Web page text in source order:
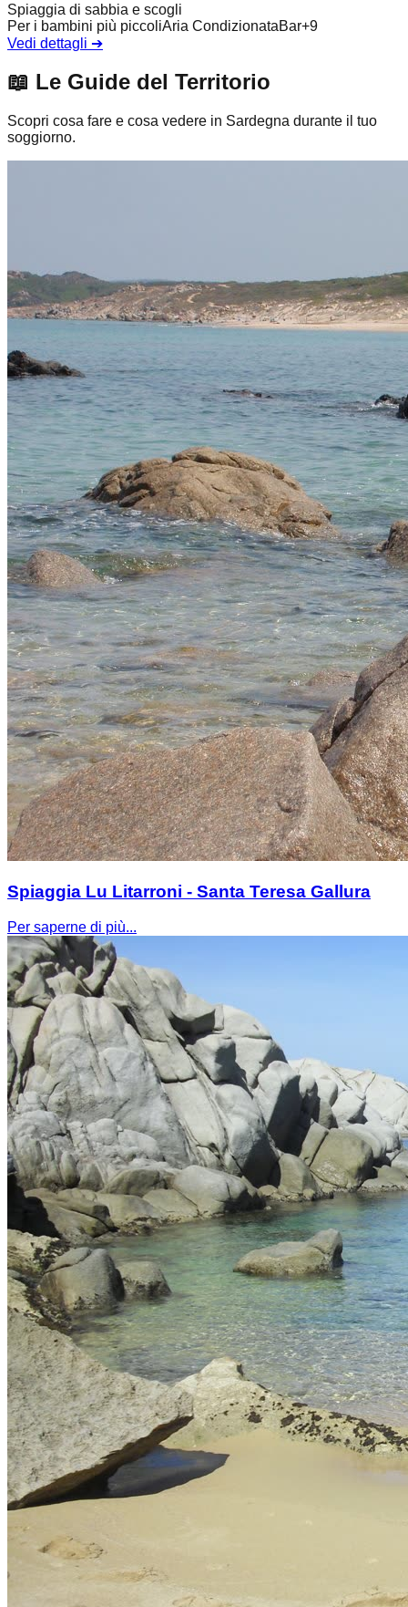
Spiaggia di sabbia e scogli
Per i bambini più piccoliAria CondizionataBar+9
Vedi dettagli ➔
📖 Le Guide del Territorio
Scopri cosa fare e cosa vedere in Sardegna durante il tuo
soggiorno.
Spiaggia Lu Litarroni - Santa Teresa Gallura
Per saperne di più...